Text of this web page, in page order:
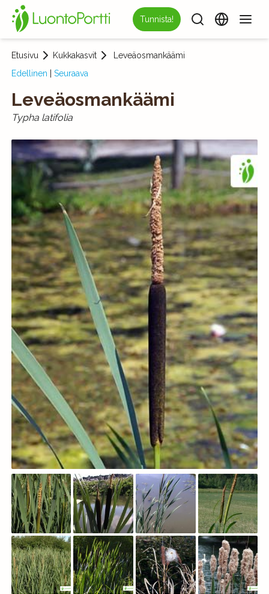
Tunnista!
Etusivu Kukkakasvit
Leveäosmankäämi
Edellinen
Seuraava
Leveäosmankäämi
Typha latifolia